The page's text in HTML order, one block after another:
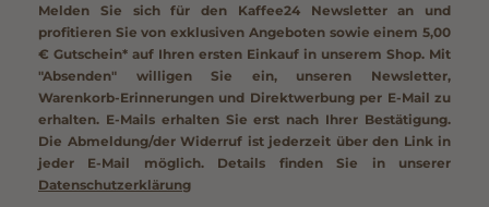
Melden Sie sich für den Kaffee24 Newsletter an und
profitieren Sie von exklusiven Angeboten sowie einem 5,00
€ Gutschein* auf Ihren ersten Einkauf in unserem Shop. Mit
"Absenden" willigen Sie ein, unseren Newsletter,
Warenkorb-Erinnerungen und Direktwerbung per E-Mail zu
erhalten. E-Mails erhalten Sie erst nach Ihrer Bestätigung.
Die Abmeldung/der Widerruf ist jederzeit über den Link in
jeder E-Mail möglich. Details finden Sie in unserer
Datenschutzerklärung